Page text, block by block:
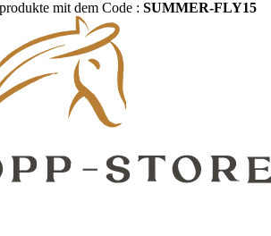
mit dem Code : SUMMER-FLY15